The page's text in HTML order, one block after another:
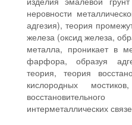
неровности
адгезия), теория
железа (оксид железа,
металла, проникает в
фарфора, образуя
теория, теория
кислородных
интерметаллических